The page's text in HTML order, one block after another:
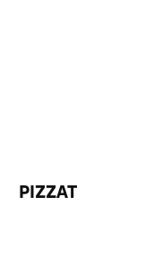
PIZZAT